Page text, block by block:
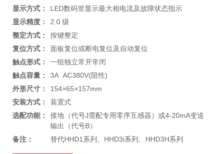
显示方式：
LED数码管显示最大相电流及故障状态指示
显示精度：
2.0 级
整定方式：
按键整定
复位方式：
面板复位或断电复位及自动复位
触点形式：
一组独立常开常闭
触点容量：
3A AC380V(阻性)
外形尺寸：
154×65×157mm
安装方式：
装置式
选配功能：
接地（代号J需配专用零序互感器）或4-20mA变送
输出（代号B）
备注：
替代HHD1系列、HHD3i系列、HHD3H系列